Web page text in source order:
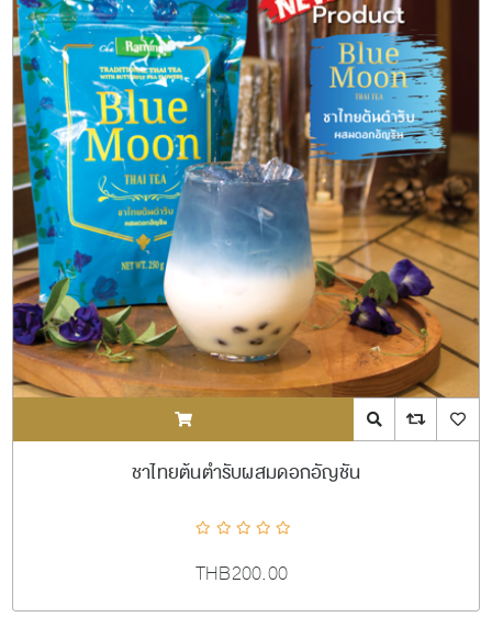
ADDTOCART Quick View
ชาไทยต้นตำรับผสมดอกอัญชัน
THB200.00